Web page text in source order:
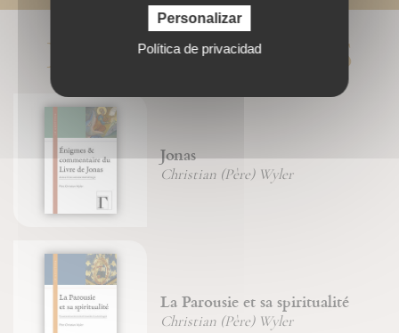
LIVRES ASSOCIÉS
Jonas
Christian (Père) Wyler
La Parousie et sa spiritualité
Christian (Père) Wyler
Personalizar
Política de privacidad